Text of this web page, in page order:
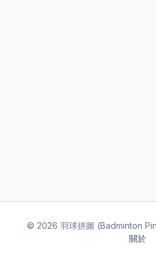
© 2026 羽球拼圖 (Badminton
關於